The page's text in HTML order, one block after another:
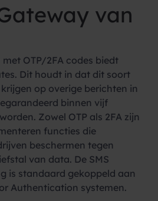
van
OTP/2FA codes biedt
Dit houdt in dat dit soort
op overige berichten in
binnen vijf
Zowel OTP als 2FA zijn
functies die
beschermen tegen
van data. De SMS
is standaard gekoppeld aan
Authentication systemen.